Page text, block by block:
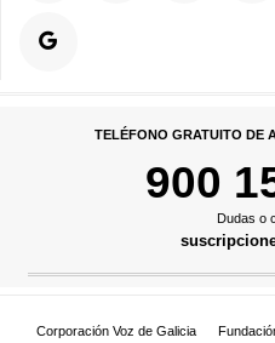
TELÉFONO GRATUITO DE
900
Dudas o
Corporación Voz de Galicia